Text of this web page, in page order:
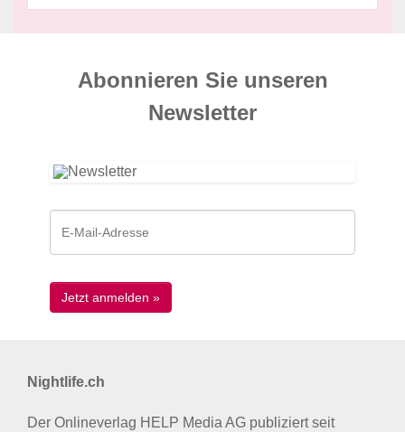
Abonnieren Sie unseren
News­letter
Nightlife.ch
Der Onlineverlag HELP Media AG publiziert seit